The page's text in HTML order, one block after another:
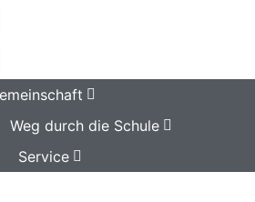
Weg durch die Schule
Service